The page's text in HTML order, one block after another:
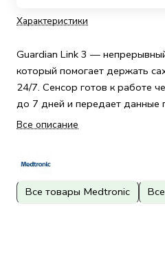
Характеристики
Guardian Link 3 —
который помогает держать
24/7. Сенсор готов к работе
до 7 дней и передает данные
Все описание
Все товары Medtronic